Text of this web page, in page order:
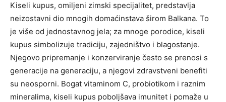
Kiseli kupus, omiljeni zimski specijalitet, predstavlja
neizostavni dio mnogih domaćinstava širom Balkana. To
je više od jednostavnog jela; za mnoge porodice, kiseli
kupus simbolizuje tradiciju, zajedništvo i blagostanje.
Njegovo pripremanje i konzerviranje često se prenosi s
generacije na generaciju, a njegovi zdravstveni benefiti
su neosporni. Bogat vitaminom C, probiotikom i raznim
mineralima, kiseli kupus poboljšava imunitet i pomaže u